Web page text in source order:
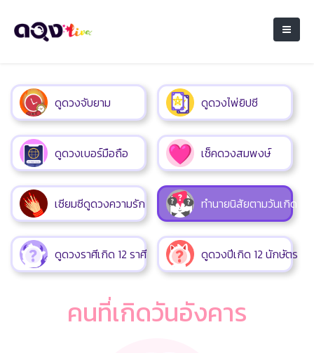
ดูดวงจับยาม ดูดวงไพ่ยิปซี
ดูดวงเบอร์มือถือ เช็คดวงสมพงษ์
เซียมซีดูดวงความรัก ทำนายนิสัยตามวันเกิด
ดูดวงราศีเกิด 12 ราศี ดูดวงปีเกิด 12 นักษัตร
คนที่เกิดวันอังคาร